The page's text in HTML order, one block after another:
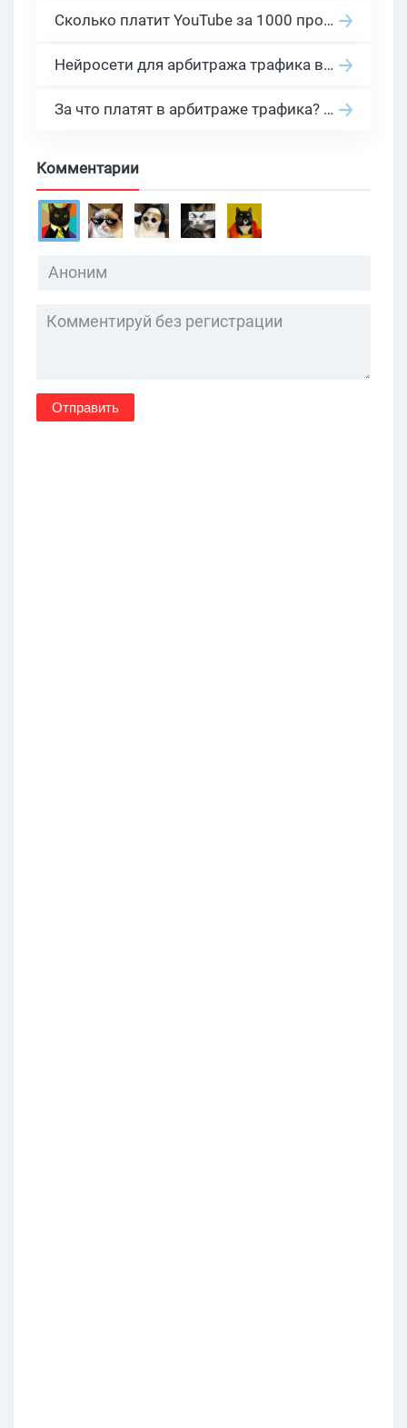
Сколько платит YouTube за 1000 просмотров в 2026: реальные цифры от 0.5 до 36 USD по ГЕО
Нейросети для арбитража трафика в 2026: инструменты, кейсы и AI-медиабайеры
За что платят в арбитраже трафика? 30 моделей оплаты в бурж и СНГ партнерках
Комментарии
Отправить